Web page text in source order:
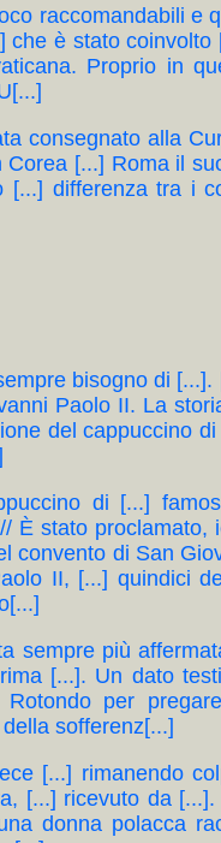
raccomandabili
è stato
Proprio in
consegnato alla
[...] Roma il
differenza tra i
bisogno di
Paolo II. La
del cappuccino
di [...]
È stato proclamato,
convento di San
II, [...] quindici
sempre più
[...]. Un dato
per
sofferenz[...]
[...] rimanendo
[...] ricevuto da
donna polacca